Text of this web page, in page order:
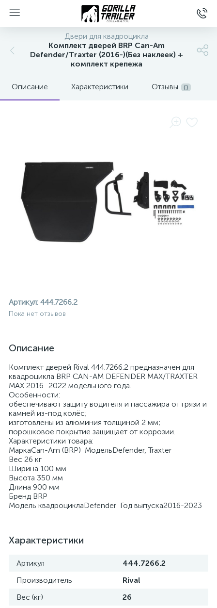
Двери для квадроцикла
Комплект дверей BRP Can-Am
Defender/Traxter (2016-)(Без наклеек) +
комплект крепежа
Описание Характеристики Отзывы 0
Артикул: 444.7266.2
Пока нет отзывов
Описание
Комплект дверей Rival 444.7266.2 предназначен для
квадроцикла BRP CAN-AM DEFENDER MAX/TRAXTER
MAX 2016–2022 модельного года.
Особенности:
обеспечивают защиту водителя и пассажира от грязи и
камней из-под колёс;
изготовлены из алюминия толщиной 2 мм;
порошковое покрытие защищает от коррозии.
Характеристики товара:
МаркаCan-Am (BRP) МодельDefender, Traxter
Вес 26 кг
Ширина 100 мм
Высота 350 мм
Длина 900 мм
Бренд BRP
Модель квадроциклаDefender Год выпуска2016-2023
Характеристики
Артикул
444.7266.2
Производитель
Rival
Вес (кг)
26